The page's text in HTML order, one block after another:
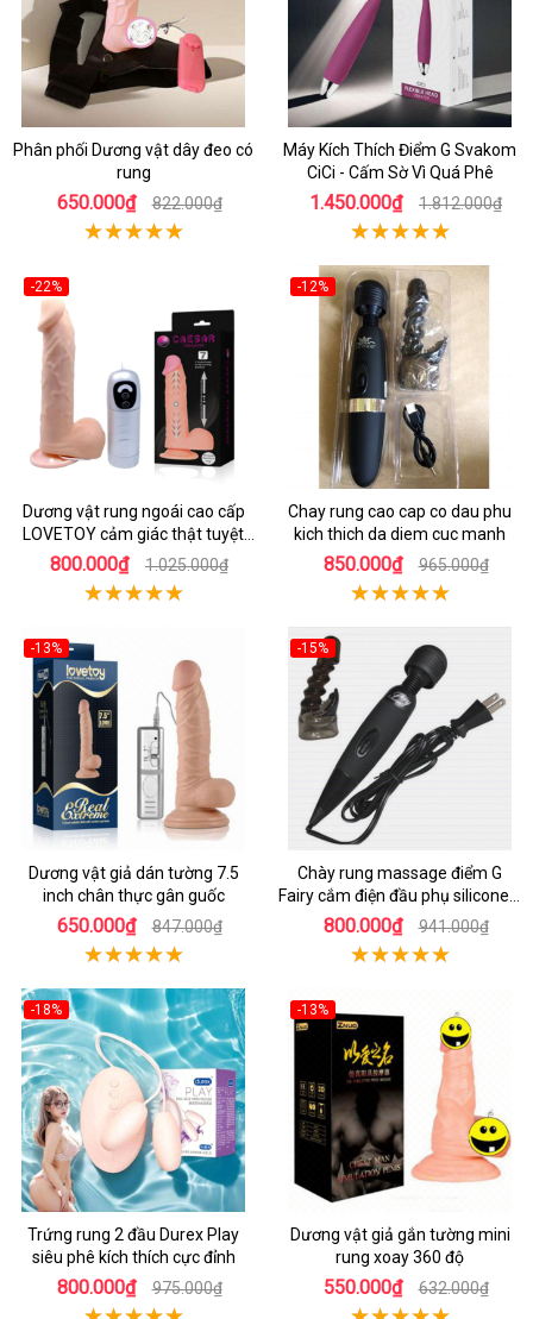
Phân phối Dương vật dây đeo có
rung
650.000₫ 822.000₫
Máy Kích Thích Điểm G Svakom
CiCi - Cấm Sờ Vì Quá Phê
1.450.000₫ 1.812.000₫
-22%
Dương vật rung ngoái cao cấp
LOVETOY cảm giác thật tuyệt
vời
800.000₫ 1.025.000₫
-12%
Chay rung cao cap co dau phu
kich thich da diem cuc manh
850.000₫ 965.000₫
-13%
Dương vật giả dán tường 7.5
inch chân thực gân guốc
650.000₫ 847.000₫
-15%
Chày rung massage điểm G
Fairy cắm điện đầu phụ silicone y
tế an toàn
800.000₫ 941.000₫
-18%
Trứng rung 2 đầu Durex Play
siêu phê kích thích cực đỉnh
800.000₫ 975.000₫
-13%
Dương vật giả gắn tường mini
rung xoay 360 độ
550.000₫ 632.000₫